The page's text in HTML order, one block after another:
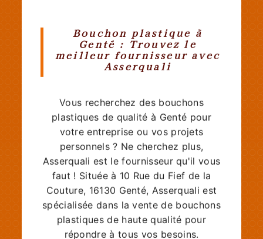
Bouchon plastique à
Genté : Trouvez le
meilleur fournisseur avec
Asserquali
Vous recherchez des bouchons
plastiques de qualité à Genté pour
votre entreprise ou vos projets
personnels ? Ne cherchez plus,
Asserquali est le fournisseur qu'il vous
faut ! Située à 10 Rue du Fief de la
Couture, 16130 Genté, Asserquali est
spécialisée dans la vente de bouchons
plastiques de haute qualité pour
répondre à tous vos besoins.